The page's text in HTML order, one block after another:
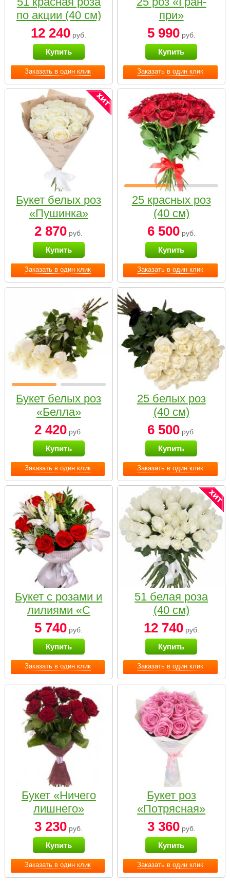
Заказать в один клик
по акции (40 см)
12 240 руб.
Купить
Заказать в один клик
при»
5 990руб.
Купить
Заказать в один клик
Букет белых роз
«Пушинка»
2 870 руб.
Купить
Заказать в один клик
25 красных роз
(40 см)
6 500руб.
Купить
Заказать в один клик
Букет белых роз
«Белла»
2 420 руб.
Купить
Заказать в один клик
25 белых роз
(40 см)
6 500руб.
Купить
Заказать в один клик
Букет с розами и
лилиями «С
наилучшими
пожеланиями»
5 740 руб.
Купить
Заказать в один клик
51 белая роза
(40 см)
12 740руб.
Купить
Заказать в один клик
Букет «Ничего
лишнего»
3 230 руб.
Купить
Заказать в один клик
Букет роз
«Потрясная»
3 360руб.
Купить